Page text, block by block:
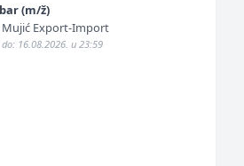
(m/ž)
Mujić Export-Import
16.08.2026. u 23:59